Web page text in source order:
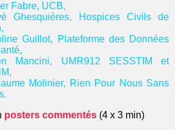
Fabre, UCB,
Ghesquières, Hospices Civils de
Guillot, Plateforme des Données
Mancini, UMR912 SESSTIM et
Molinier, Rien Pour Nous Sans
posters commentés (4 x 3 min)